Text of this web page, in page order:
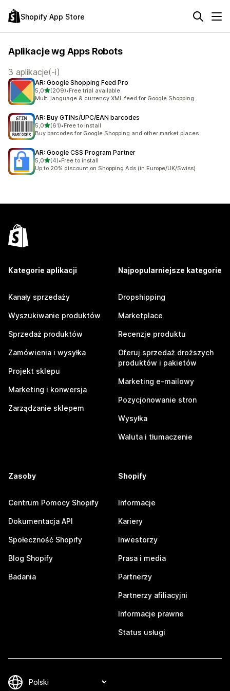
Shopify App Store
Aplikacje wg Apps Robots
3 aplikacje(-i)
AR: Google Shopping Feed Pro
5,0na 5 gwiazdek
(209)
Łączna liczba recenzji: 209
•Free trial available
Multi language & currency XML feed for Google Shopping.
AR: Buy GTINs/UPC/EAN barcodes
5,0na 5 gwiazdek
(61)
Łączna liczba recenzji: 61
•Free to install
Buy barcodes for Google Shopping and other market places
AR: Google CSS Program Partner
5,0na 5 gwiazdek
(4)
Łączna liczba recenzji: 4
•Free to install
Up to 20% discount on Shopping Ads (in Europe/UK/Swiss)
Kategorie aplikacji
Kanały sprzedaży
Wyszukiwanie produktów
Sprzedaż produktów
Zamówienia i wysyłka
Projekt sklepu
Marketing i konwersja
Zarządzanie sklepem
Najpopularniejsze kategorie
Dropshipping
Marketplace
Recenzje produktu
Oferuj sprzedaż droższych
produktów i pakietów
Marketing e-mailowy
Pozycjonowanie stron
Wysyłka
Waluta i tłumaczenie
Zasoby
Centrum Pomocy Shopify
Dokumentacja API
Społeczność Shopify
Blog Shopify
Badania
Shopify
Informacje
Kariery
Inwestorzy
Prasa i media
Partnerzy
Partnerzy afiliacyjni
Informacje prawne
Status usługi